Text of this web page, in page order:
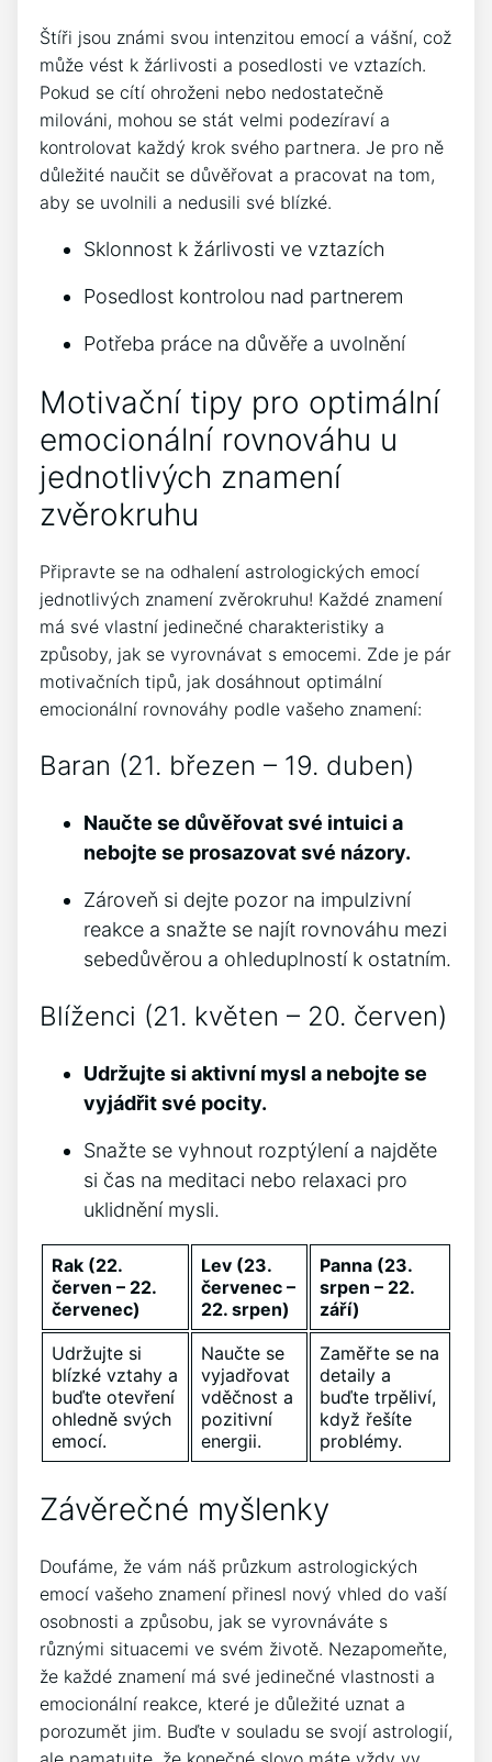
Štíři jsou známi svou intenzitou emocí a vášní, což
může vést k žárlivosti a posedlosti ve vztazích.
Pokud se cítí ohroženi nebo nedostatečně
milováni, mohou se stát velmi podezíraví a
kontrolovat každý krok svého partnera. Je pro ně
důležité naučit se důvěřovat a pracovat na tom,
aby se uvolnili a nedusili své blízké.
Sklonnost k žárlivosti ve vztazích
Posedlost kontrolou nad partnerem
Potřeba práce na důvěře a uvolnění
Motivační tipy pro optimální
emocionální rovnováhu u
jednotlivých znamení
zvěrokruhu
Připravte se na odhalení astrologických emocí
jednotlivých znamení zvěrokruhu! Každé znamení
má své vlastní jedinečné charakteristiky a
způsoby, jak se vyrovnávat s emocemi. Zde je pár
motivačních tipů, jak dosáhnout optimální
emocionální rovnováhy podle vašeho znamení:
Baran (21. březen – 19. duben)
Naučte se důvěřovat své intuici a
nebojte se prosazovat své názory.
Zároveň si dejte pozor na impulzivní
reakce a snažte se najít rovnováhu mezi
sebedůvěrou a ohleduplností k ostatním.
Blíženci (21. květen – 20. červen)
Udržujte si aktivní mysl a nebojte se
vyjádřit své pocity.
Snažte se vyhnout rozptýlení a najděte
si čas na meditaci nebo relaxaci pro
uklidnění mysli.
Rak (22.
červen – 22.
červenec)
Lev (23.
červenec –
22. srpen)
Panna (23.
srpen – 22.
září)
Udržujte si
blízké vztahy a
buďte otevření
ohledně svých
emocí.
Naučte se
vyjadřovat
vděčnost a
pozitivní
energii.
Zaměřte se na
detaily a
buďte trpěliví,
když řešíte
problémy.
Závěrečné myšlenky
Doufáme, že vám náš průzkum astrologických
emocí vašeho znamení přinesl nový vhled do vaší
osobnosti a způsobu, jak se vyrovnáváte s
různými situacemi ve svém životě. Nezapomeňte,
že každé znamení má své jedinečné vlastnosti a
emocionální reakce, které je důležité uznat a
porozumět jim. Buďte v souladu se svojí astrologií,